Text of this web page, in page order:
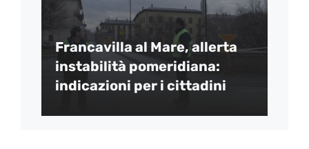
Francavilla al Mare, allerta
instabilità pomeridiana:
indicazioni per i cittadini